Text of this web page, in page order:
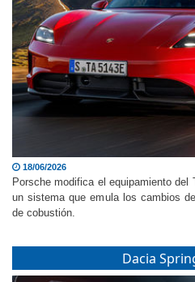
18/06/2026
Porsche modifica el equipamiento del
un sistema que emula los cambios
Dacia